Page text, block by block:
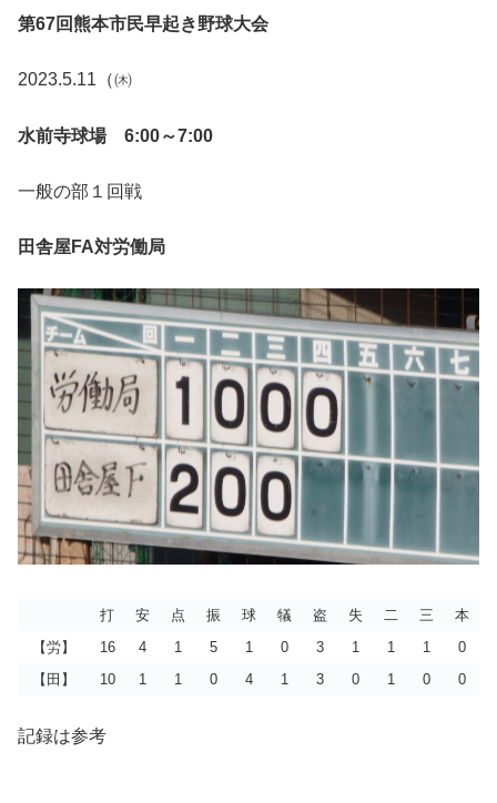
第67回熊本市民早起き野球大会
2023.5.11（㈭
水前寺球場 6:00～7:00
一般の部１回戦
田舎屋FA対労働局
打 安 点 振 球 犠 盗 失 二 三
本
【労】
16 4 1 5 1 0 3 1 1 1
0
【田】
10 1 1 0 4 1 3 0 1 0 0
記録は参考